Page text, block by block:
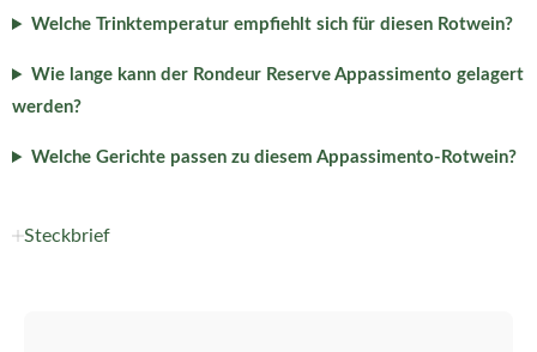
Welche Trinktemperatur empfiehlt sich für diesen Rotwein?
Wie lange kann der Rondeur Reserve Appassimento gelagert
werden?
Welche Gerichte passen zu diesem Appassimento-Rotwein?
Steckbrief